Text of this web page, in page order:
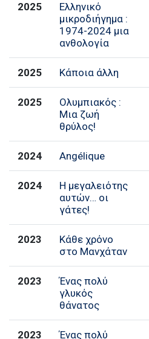
2025
Ελληνικό
μικροδιήγημα :
1974-2024 μια
ανθολογία
2025 Κάποια άλλη
2025
Ολυμπιακός :
Μια ζωή
θρύλος!
2024 Angélique
2024
Η μεγαλειότης
αυτών… οι
γάτες!
2023
Κάθε χρόνο
στο Μανχάταν
2023
Ένας πολύ
γλυκός
θάνατος
2023
Ένας πολύ